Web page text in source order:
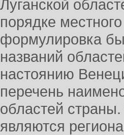
Луганской
порядке
формулировка
названий
настоянию
перечень
областей
являются